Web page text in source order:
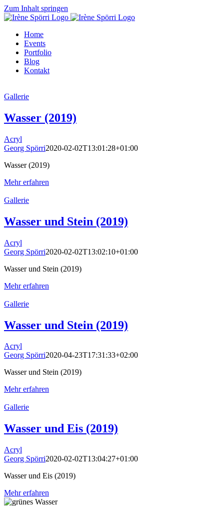
Zum Inhalt springen
Home
Events
Portfolio
Blog
Kontakt
Gallerie
Wasser (2019)
Acryl
Georg Spörri2020-02-02T13:01:28+01:00
Wasser (2019)
Mehr erfahren
Gallerie
Wasser und Stein (2019)
Acryl
Georg Spörri2020-02-02T13:02:10+01:00
Wasser und Stein (2019)
Mehr erfahren
Gallerie
Wasser und Stein (2019)
Acryl
Georg Spörri2020-04-23T17:31:33+02:00
Wasser und Stein (2019)
Mehr erfahren
Gallerie
Wasser und Eis (2019)
Acryl
Georg Spörri2020-02-02T13:04:27+01:00
Wasser und Eis (2019)
Mehr erfahren